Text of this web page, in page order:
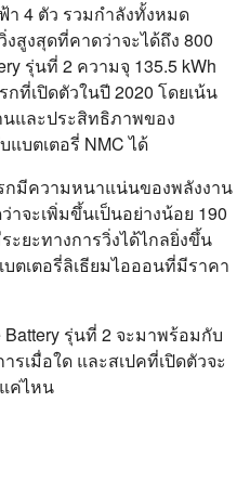
า 4 ตัว รวมกำลังทั้งหมด
สูงสุดที่คาดว่าจะได้ถึง 800
รุ่นที่ 2 ความจุ 135.5 kWh
ที่เปิดตัวในปี 2020 โดยเน้น
และประสิทธิภาพของ
บตเตอรี่ NMC ได้
กมีความหนาแน่นของพลังงาน
าจะเพิ่มขึ้นเป็นอย่างน้อย 190
ะยะทางการวิ่งได้ไกลยิ่งขึ้น
ตเตอรี่ลิเธียมไอออนที่มีราคา
รุ่นที่ 2 จะมาพร้อมกับ
รเมื่อใด และสเปคที่เปิดตัวจะ
ค่ไหน